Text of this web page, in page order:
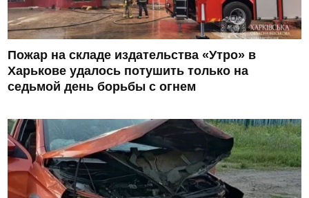
Пожар на складе издательства «Утро» в
Харькове удалось потушить только на
седьмой день борьбы с огнем